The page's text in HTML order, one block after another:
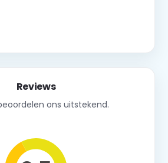
Reviews
ons uitstekend.